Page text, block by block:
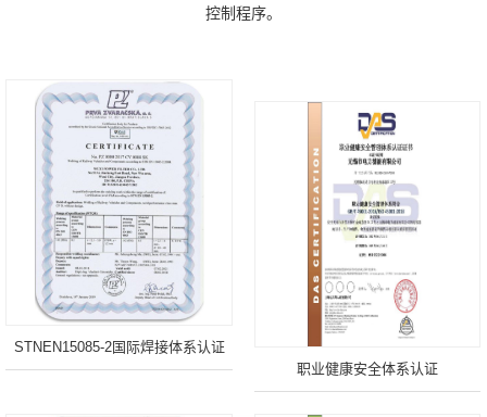
控制程序。
职业健康安全体系认证
STNEN15085-2国际焊接体系认证